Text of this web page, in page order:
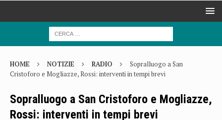
HOME NOTIZIE RADIO
Sopralluogo a San
Cristoforo e Mogliazze, Rossi: interventi in tempi brevi
Sopralluogo a San Cristoforo e Mogliazze,
Rossi: interventi in tempi brevi